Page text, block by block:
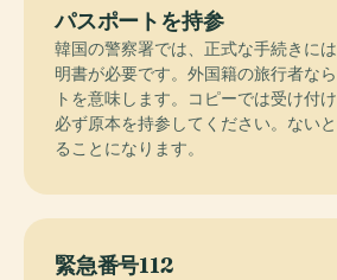
パスポートを持参
韓国の警察署では、正式な手続きに
明書が必要です。外国籍の旅行者な
トを意味します。コピーでは受け付
必ず原本を持参してください。ない
ることになります。
緊急番号112